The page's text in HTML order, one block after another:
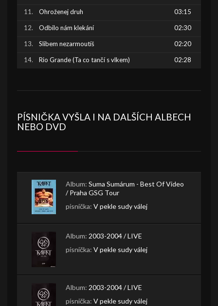
Ohroženej druh 03:15
Odbilo nám klekání 02:30
Slibem nezarmoutíš 02:20
Rio Grande (Ta co tančí s vlkem) 02:28
PÍSNIČKA VYŠLA I NA DALŠÍCH ALBECH
NEBO DVD
Album: Suma Sumárum - Best Of Video
/ Praha GSG Tour
písnička: V pekle sudy válej
Album: 2003-2004 / LIVE
písnička: V pekle sudy válej
Album: 2003-2004 / LIVE
písnička: V pekle sudy válej